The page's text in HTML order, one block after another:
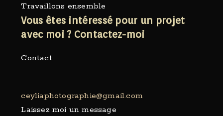
Travaillons ensemble
Vous êtes intéressé pour un projet
avec moi ? Contactez-moi
Contact
ceyliaphotographie@gmail.com
Laissez moi un message